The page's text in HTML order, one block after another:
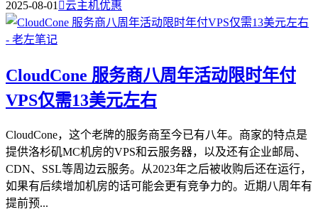
2025-08-01 云主机优惠
CloudCone 服务商八周年活动限时年付
VPS仅需13美元左右
CloudCone，这个老牌的服务商至今已有八年。商家的特点是
提供洛杉矶MC机房的VPS和云服务器，以及还有企业邮局、
CDN、SSL等周边云服务。从2023年之后被收购后还在运行，
如果有后续增加机房的话可能会更有竞争力的。近期八周年有
提前预...